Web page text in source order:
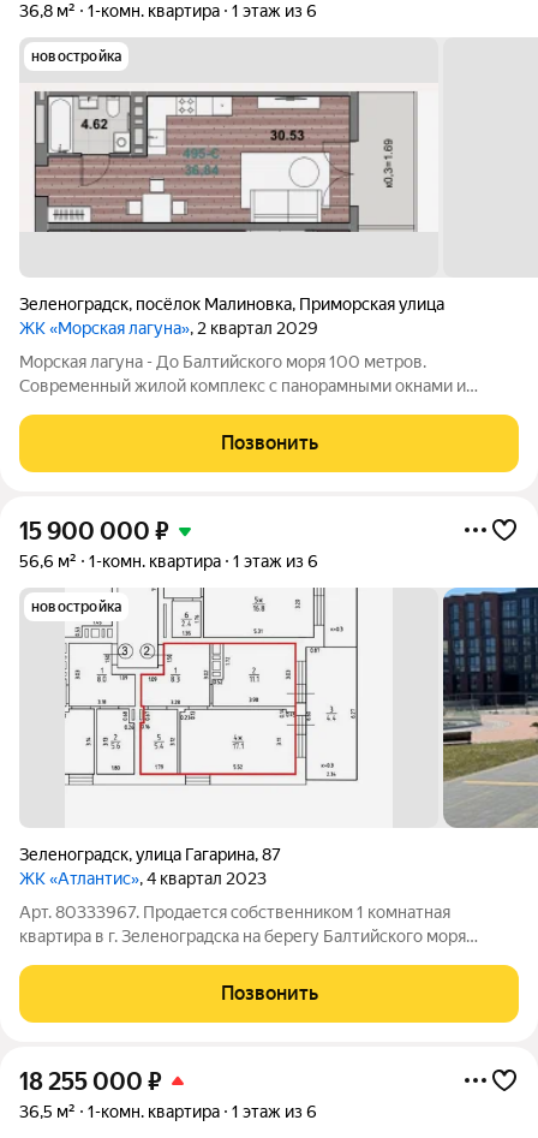
36,8 м² 1-комн. квартира 1 этаж из 6
новостройка
Зеленоградск, посёлок Малиновка, Приморская улица
ЖК «Морская лагуна», 2 квартал 2029
Морская лагуна - До Балтийского моря 100 метров.
Современный жилой комплекс с панорамными окнами и
для инвестиций и сдачи в аренду. Основные преимущества:
Позвонить
15 900 000 ₽
56,6 м² 1-комн. квартира 1 этаж из 6
новостройка
Зеленоградск,улица Гагарина,87
ЖК «Атлантис», 4 квартал 2023
Арт. 80333967. Продается собственником 1 комнатная
квартира в г. Зеленоградска на берегу Балтийского моря
"Атлантис" в г. Зеленоградске! Лучший Западный пляж.
Площадь квартиры с холодными помещениями - 56,56
Позвонить
18 255 000 ₽
36,5 м² 1-комн. квартира 1 этаж из 6